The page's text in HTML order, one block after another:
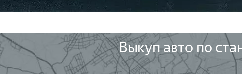
Выкуп авто по